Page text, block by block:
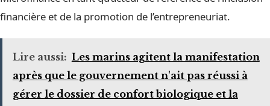
financière et de la promotion de l’entrepreneuriat.
Lire aussi: Les marins agitent la manifestation
après que le gouvernement n'ait pas réussi à
gérer le dossier de confort biologique et la